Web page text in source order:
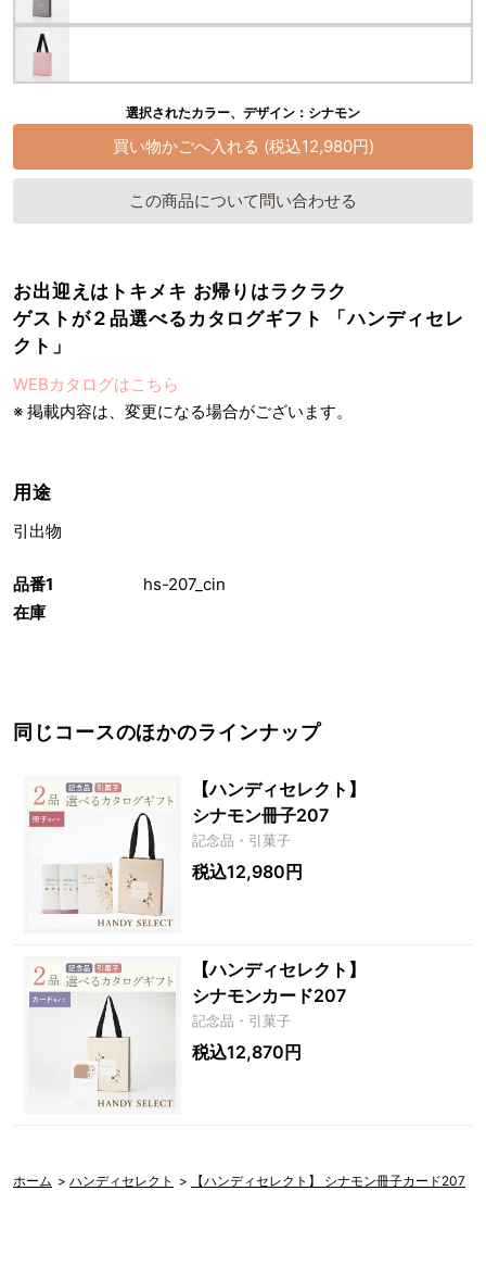
品番1
hs-207_cin
在庫
選択されたカラー、デザイン：シナモン
この商品について問い合わせる
お出迎えはトキメキ お帰りはラクラク
ゲストが２品選べるカタログギフト 「ハンディセレ
クト」
WEBカタログはこちら
※ 掲載内容は、変更になる場合がございます。
用途
引出物
同じコースのほかのラインナップ
【ハンディセレクト】
シナモン冊子207
記念品・引菓子
税込12,980円
【ハンディセレクト】
シナモンカード207
記念品・引菓子
税込12,870円
ホーム > ハンディセレクト > 【ハンディセレクト】 シナモン冊子カード207